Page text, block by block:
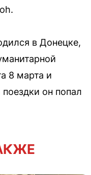
в Донецке,
8 марта и
он попал